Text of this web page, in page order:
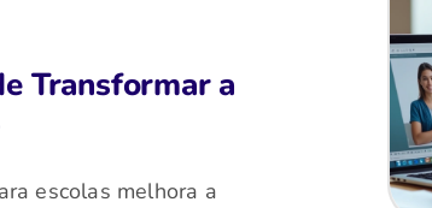
Transformar a
escolas melhora a